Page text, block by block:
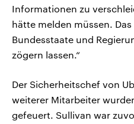
Informationen zu
hätte melden müssen.
Bundesstaate und
zögern lassen.“
Der Sicherheitschef von
weiterer Mitarbeiter
gefeuert. Sullivan war